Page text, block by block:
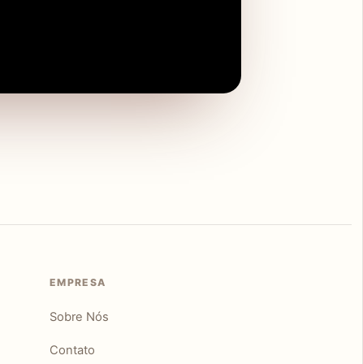
EMPRESA
Sobre Nós
Contato